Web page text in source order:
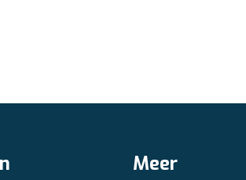
Meer